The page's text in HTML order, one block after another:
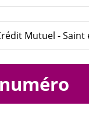
Mutuel - Saint